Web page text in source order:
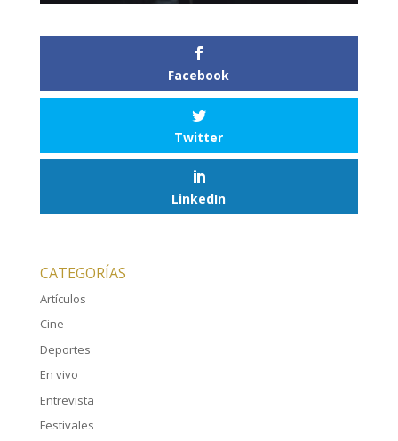
Facebook
Twitter
LinkedIn
CATEGORÍAS
Artículos
Cine
Deportes
En vivo
Entrevista
Festivales